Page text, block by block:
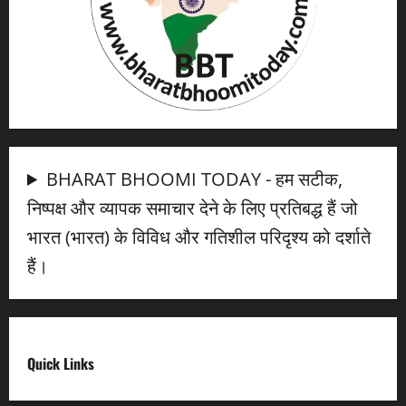
BHARAT BHOOMI TODAY - हम सटीक,
निष्पक्ष और व्यापक समाचार देने के लिए प्रतिबद्ध हैं जो
भारत (भारत) के विविध और गतिशील परिदृश्य को दर्शाते
हैं।
Quick Links